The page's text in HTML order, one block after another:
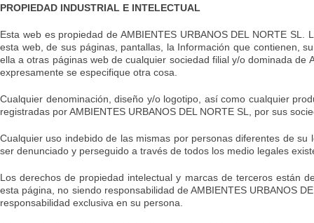
PROPIEDAD INDUSTRIAL E INTELECTUAL
Esta web es propiedad de AMBIENTES URBANOS DEL NORTE
esta web, de sus páginas, pantallas, la Información que contienen,
ella a otras páginas web de cualquier sociedad filial y/o dominada de
expresamente se especifique otra cosa.
Cualquier denominación, diseño y/o logotipo, así como cualquier
registradas por AMBIENTES URBANOS DEL NORTE SL, por sus
Cualquier uso indebido de las mismas por personas diferentes de
ser denunciado y perseguido a través de todos los medio legales
Los derechos de propiedad intelectual y marcas de terceros están
esta página, no siendo responsabilidad de AMBIENTES URBANOS
responsabilidad exclusiva en su persona.